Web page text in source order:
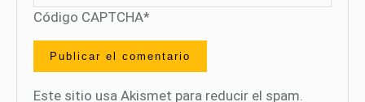
Código CAPTCHA*
Este sitio usa Akismet para reducir el spam.